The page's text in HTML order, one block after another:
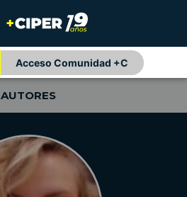
Acceso Comunidad +C
AUTORES